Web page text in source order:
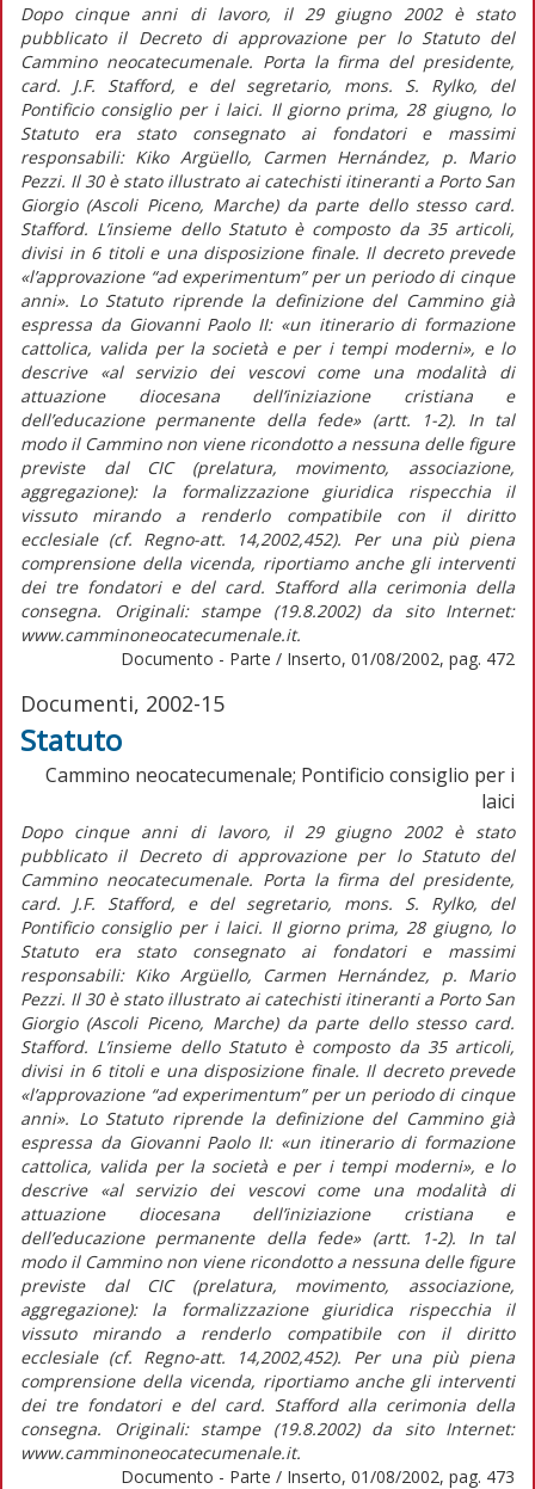
Dopo cinque anni di lavoro, il 29 giugno 2002 è stato
pubblicato il Decreto di approvazione per lo Statuto del
Cammino neocatecumenale. Porta la firma del presidente,
card. J.F. Stafford, e del segretario, mons. S. Rylko, del
Pontificio consiglio per i laici. Il giorno prima, 28 giugno, lo
Statuto era stato consegnato ai fondatori e massimi
responsabili: Kiko Argüello, Carmen Hernández, p. Mario
Pezzi. Il 30 è stato illustrato ai catechisti itineranti a Porto San
Giorgio (Ascoli Piceno, Marche) da parte dello stesso card.
Stafford. L’insieme dello Statuto è composto da 35 articoli,
divisi in 6 titoli e una disposizione finale. Il decreto prevede
«l’approvazione “ad experimentum” per un periodo di cinque
anni». Lo Statuto riprende la definizione del Cammino già
espressa da Giovanni Paolo II: «un itinerario di formazione
cattolica, valida per la società e per i tempi moderni», e lo
descrive «al servizio dei vescovi come una modalità di
attuazione diocesana dell’iniziazione cristiana e
dell’educazione permanente della fede» (artt. 1-2). In tal
modo il Cammino non viene ricondotto a nessuna delle figure
previste dal CIC (prelatura, movimento, associazione,
aggregazione): la formalizzazione giuridica rispecchia il
vissuto mirando a renderlo compatibile con il diritto
ecclesiale (cf. Regno-att. 14,2002,452). Per una più piena
comprensione della vicenda, riportiamo anche gli interventi
dei tre fondatori e del card. Stafford alla cerimonia della
consegna. Originali: stampe (19.8.2002) da sito Internet:
www.camminoneocatecumenale.it.
Documento - Parte / Inserto, 01/08/2002, pag. 472
Documenti, 2002-15
Statuto
Cammino neocatecumenale; Pontificio consiglio per i
laici
Dopo cinque anni di lavoro, il 29 giugno 2002 è stato
pubblicato il Decreto di approvazione per lo Statuto del
Cammino neocatecumenale. Porta la firma del presidente,
card. J.F. Stafford, e del segretario, mons. S. Rylko, del
Pontificio consiglio per i laici. Il giorno prima, 28 giugno, lo
Statuto era stato consegnato ai fondatori e massimi
responsabili: Kiko Argüello, Carmen Hernández, p. Mario
Pezzi. Il 30 è stato illustrato ai catechisti itineranti a Porto San
Giorgio (Ascoli Piceno, Marche) da parte dello stesso card.
Stafford. L’insieme dello Statuto è composto da 35 articoli,
divisi in 6 titoli e una disposizione finale. Il decreto prevede
«l’approvazione “ad experimentum” per un periodo di cinque
anni». Lo Statuto riprende la definizione del Cammino già
espressa da Giovanni Paolo II: «un itinerario di formazione
cattolica, valida per la società e per i tempi moderni», e lo
descrive «al servizio dei vescovi come una modalità di
attuazione diocesana dell’iniziazione cristiana e
dell’educazione permanente della fede» (artt. 1-2). In tal
modo il Cammino non viene ricondotto a nessuna delle figure
previste dal CIC (prelatura, movimento, associazione,
aggregazione): la formalizzazione giuridica rispecchia il
vissuto mirando a renderlo compatibile con il diritto
ecclesiale (cf. Regno-att. 14,2002,452). Per una più piena
comprensione della vicenda, riportiamo anche gli interventi
dei tre fondatori e del card. Stafford alla cerimonia della
consegna. Originali: stampe (19.8.2002) da sito Internet:
www.camminoneocatecumenale.it.
Documento - Parte / Inserto, 01/08/2002, pag. 473